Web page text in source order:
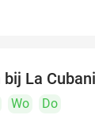
bij La
Wo
Do